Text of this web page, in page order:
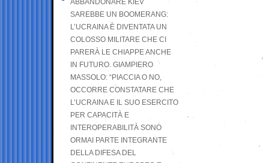
ABBANDONARE KIEV
SAREBBE UN BOOMERANG:
L’UCRAINA È DIVENTATA UN
COLOSSO MILITARE CHE CI
PARERÀ LE CHIAPPE ANCHE
IN FUTURO. GIAMPIERO
MASSOLO: “PIACCIA O NO,
OCCORRE CONSTATARE CHE
L’UCRAINA E IL SUO ESERCITO
PER CAPACITÀ E
INTEROPERABILITÀ SONO
ORMAI PARTE INTEGRANTE
DELLA DIFESA DEL